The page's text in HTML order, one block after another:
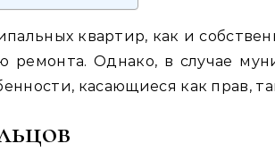
квартир, как и
ремонта. Однако, в случае
касающиеся как прав,